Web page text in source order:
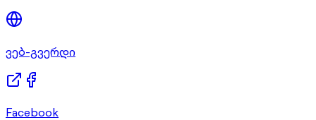
ვებ-გვერდი
Facebook